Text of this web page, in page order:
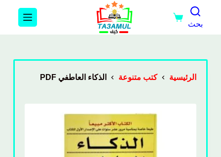
بحث
الرئيسية كتب متنوعة الذكاء العاطفي PDF